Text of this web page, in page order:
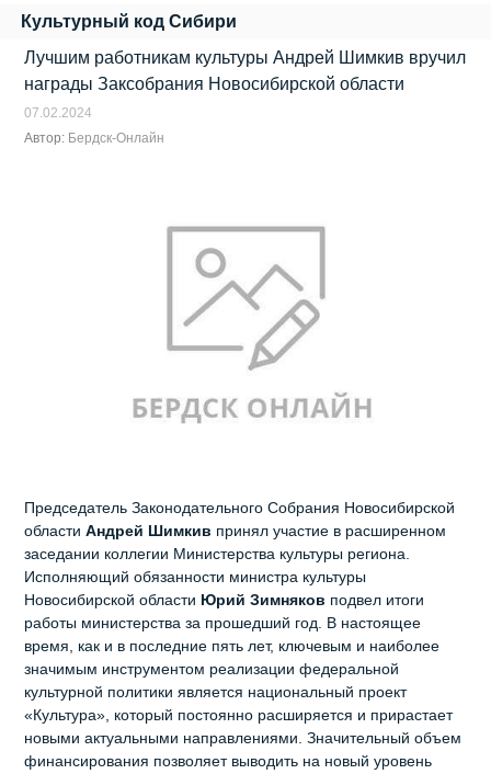
Культурный код Сибири
Лучшим работникам культуры Андрей Шимкив вручил
награды Заксобрания Новосибирской области
07.02.2024
Автор: Бердск-Онлайн
Председатель Законодательного Собрания Новосибирской
областиАндрей Шимкив принял участие в расширенном
заседании коллегии Министерства культуры региона.
Исполняющий обязанности министра культуры
Новосибирской области Юрий Зимняков подвел итоги
работы министерства за прошедший год. В настоящее
время, как и в последние пять лет, ключевым и наиболее
значимым инструментом реализации федеральной
культурной политики является национальный проект
«Культура», который постоянно расширяется и прирастает
новыми актуальными направлениями. Значительный объем
финансирования позволяет выводить на новый уровень